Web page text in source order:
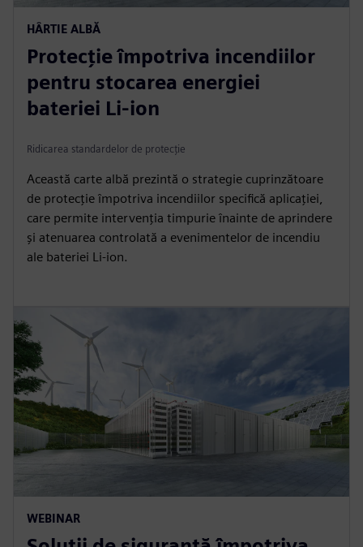
HÂRTIE ALBĂ
Protecție împotriva incendiilor
pentru stocarea energiei
bateriei Li-ion
Ridicarea standardelor de protecție
Această carte albă prezintă o strategie cuprinzătoare
de protecție împotriva incendiilor specifică aplicației,
care permite intervenția timpurie înainte de aprindere
și atenuarea controlată a evenimentelor de incendiu
ale bateriei Li-ion.
WEBINAR